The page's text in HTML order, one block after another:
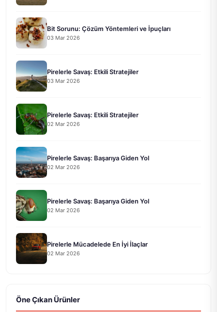
Bit Sorunu: Çözüm Yöntemleri ve İpuçları
03 Mar 2026
Pirelerle Savaş: Etkili Stratejiler
03 Mar 2026
Pirelerle Savaş: Etkili Stratejiler
02 Mar 2026
Pirelerle Savaş: Başarıya Giden Yol
02 Mar 2026
Pirelerle Savaş: Başarıya Giden Yol
02 Mar 2026
Pirelerle Mücadelede En İyi İlaçlar
02 Mar 2026
Öne Çıkan Ürünler